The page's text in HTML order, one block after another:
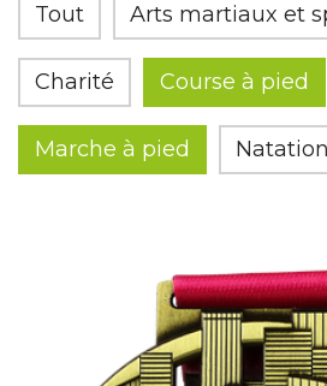
Tout Arts martiaux et
Charité Course à pied
Marche à pied Natation